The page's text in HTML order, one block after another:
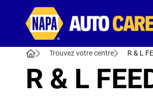
Trouvez votre centre R & L
R & L